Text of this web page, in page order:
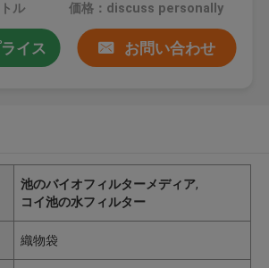
ル 価格：discuss personally
イス お問い合わせ
池のバイオフィルターメディア,
コイ池の水フィルター
織物袋